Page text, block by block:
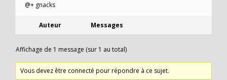
@+ gnacks
Auteur Messages
Affichage de 1 message (sur 1 au total)
Vous devez être connecté pour répondre à ce sujet.